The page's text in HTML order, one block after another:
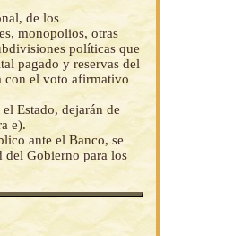
de los
monopolios, otras
políticas que
pagado y reservas del
con el voto afirmativo
Estado, dejarán de
e).
ante el Banco, se
del Gobierno para los